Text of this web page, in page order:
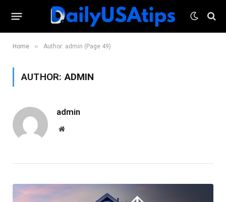
Home » Author: admin (Page 49)
AUTHOR:ADMIN
admin
Website